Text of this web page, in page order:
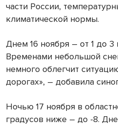
части России,
климатической нормы.
Днем 16 ноября – от 1 до 3
Временами небольшой
немного облегчит
дорогах», – добавила
Ночью 17 ноября в
градусов ниже – до -8.